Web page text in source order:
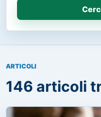
ARTICOLI
146 articoli